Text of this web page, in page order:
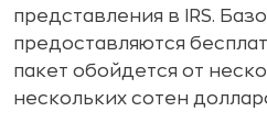
представления в IRS.
предоставляются
пакет обойдется от
нескольких сотен